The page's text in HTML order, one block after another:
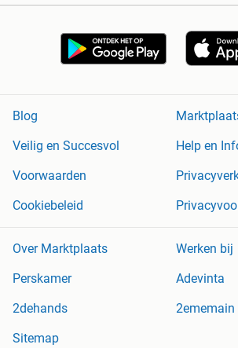
Blog
Veilig en Succesvol
Help en
Voorwaarden
Cookiebeleid
Over Marktplaats
Werken bij
Perskamer
Adevinta
2dehands
2ememain
Sitemap